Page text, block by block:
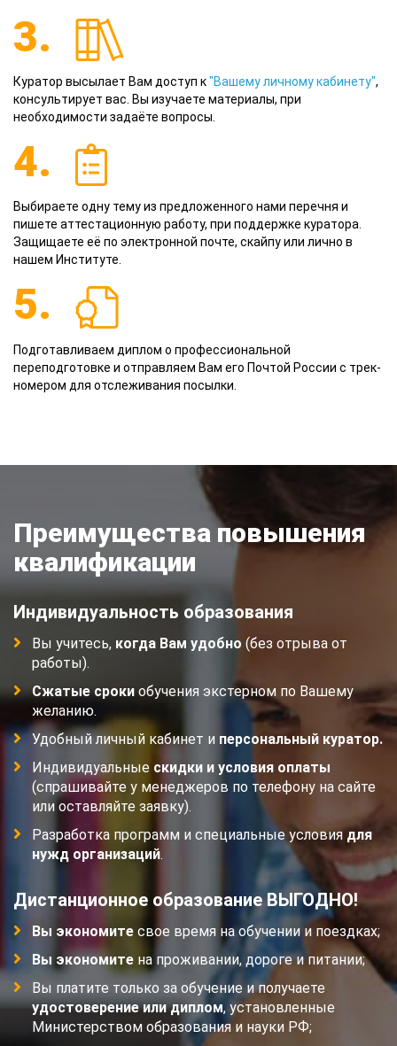
3.
Куратор высылает Вам доступ к"Вашему личному кабинету",
консультирует вас. Вы изучаете материалы, при
необходимости задаёте вопросы.
4.
Выбираете одну тему из предложенного нами перечня и
пишете аттестационную работу, при поддержке куратора.
Защищаете её по электронной почте, скайпу или лично в
нашем Институте.
5.
Подготавливаем диплом о профессиональной
переподготовке и отправляем Вам его Почтой России с трек-
номером для отслеживания посылки.
Преимущества повышения
квалификации
Индивидуальность образования
Вы учитесь, когда Вам удобно (без отрыва от
работы).
Сжатые сроки обучения экстерном по Вашему
желанию.
Удобный личный кабинет и персональный куратор.
Индивидуальные скидки и условия оплаты
(спрашивайте у менеджеров по телефону на сайте
или оставляйте заявку).
Разработка программ и специальные условия для
нужд организаций.
Дистанционное образование ВЫГОДНО!
Вы экономите свое время на обучении и поездках;
Вы экономите на проживании, дороге и питании;
Вы платите только за обучение и получаете
удостоверение или диплом, установленные
Министерством образования и науки РФ;